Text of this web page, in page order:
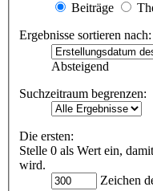
Beiträge
Ergebnisse sortieren nach:
Absteigend
Suchzeitraum begrenzen:
Die ersten:
Stelle 0 als Wert ein,
wird.
Zeichen